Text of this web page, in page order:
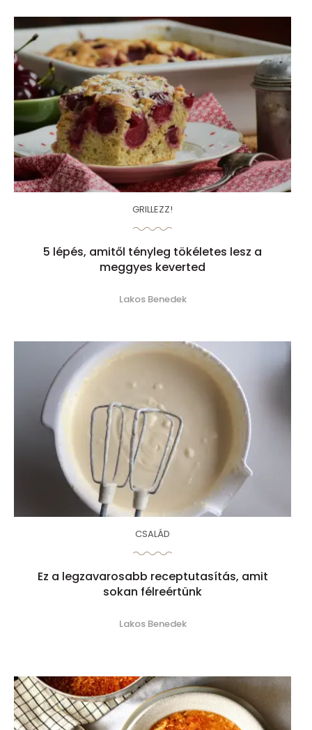
GRILLEZZ!
5 lépés, amitől tényleg tökéletes lesz a
meggyes keverted
Lakos Benedek
CSALÁD
Ez a legzavarosabb receptutasítás, amit
sokan félreértünk
Lakos Benedek